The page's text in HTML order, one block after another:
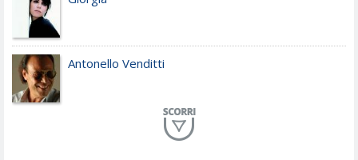
Antonello Venditti